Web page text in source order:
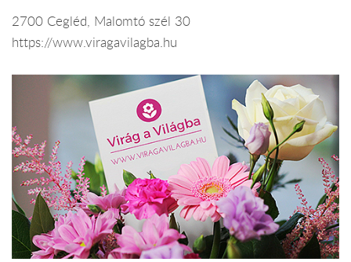
2700 Cegléd, Malomtó szél 30
https://www.viragavilagba.hu